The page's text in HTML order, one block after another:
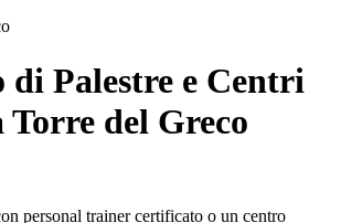
Palestre e Centri
del Greco
personal trainer certificato o un centro